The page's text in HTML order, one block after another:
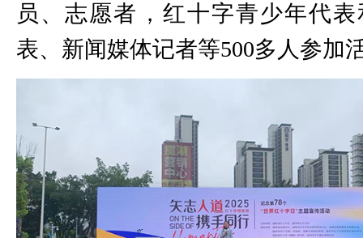
员、志愿者，红十字青少年代
表、新闻媒体记者等500多人参加